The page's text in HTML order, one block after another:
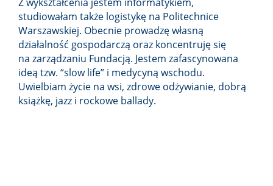
studiowałam także logistykę na Politechnice
Warszawskiej. Obecnie prowadzę własną
działalność gospodarczą oraz koncentruję się
na zarządzaniu Fundacją. Jestem zafascynowana
ideą tzw. “slow life” i medycyną wschodu.
Uwielbiam życie na wsi, zdrowe odżywianie, dobrą
książkę, jazz i rockowe ballady.